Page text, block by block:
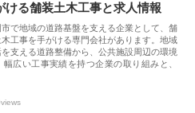
ける舗装土木工事と求人情報
市で地域の道路基盤を支える企業として、舗
工事を手がける専門会社があります。地域
支える道路整備から、公共施設周辺の環境
幅広い工事実績を持つ企業の取り組みと、